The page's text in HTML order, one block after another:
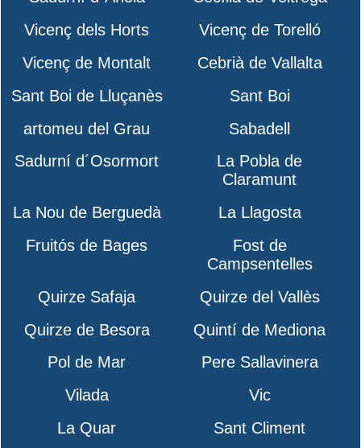
Vicenç dels Horts
Vicenç de Torelló
Vicenç de Montalt
Cebrià de Vallalta
Sant Boi de Lluçanès
Sant Boi
artomeu del Grau
Sabadell
Sadurní d´Osormort
La Pobla de
Claramunt
La Nou de Berguedà
La Llagosta
Fruitós de Bages
Fost de
Campsentelles
Quirze Safaja
Quirze del Vallès
Quirze de Besora
Quintí de Mediona
Pol de Mar
Pere Sallavinera
Vilada
Vic
La Quar
Sant Climent